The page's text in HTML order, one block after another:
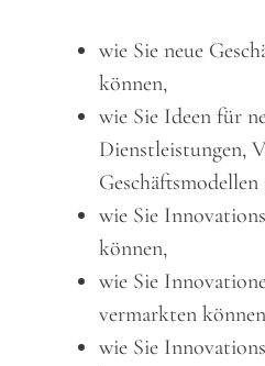
wie Sie neue
können,
wie Sie Ideen für
Dienstleistungen,
wie Sie
können,
wie Sie
vermarkten
wie Sie